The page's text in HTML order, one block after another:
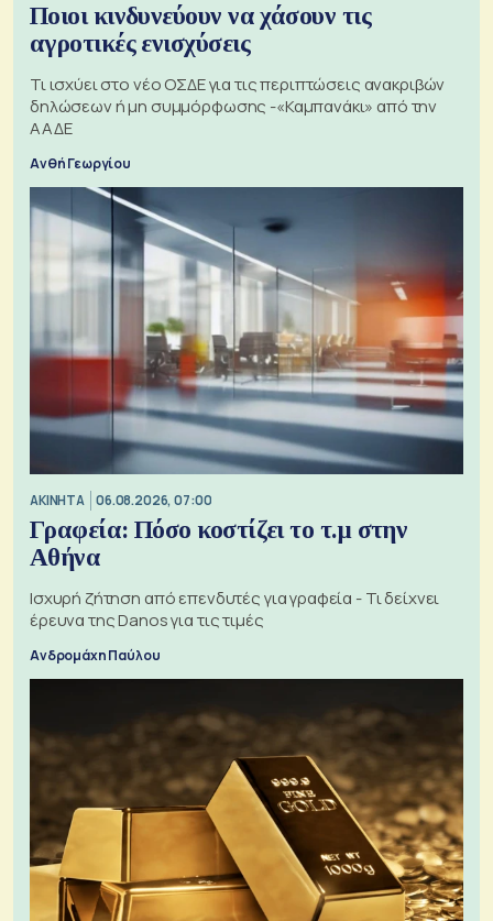
Ποιοι κινδυνεύουν να χάσουν τις
αγροτικές ενισχύσεις
Τι ισχύει στο νέο ΟΣΔΕ για τις περιπτώσεις ανακριβών
δηλώσεων ή μη συμμόρφωσης -«Καμπανάκι» από την
ΑΑΔΕ
Ανθή Γεωργίου
ΑΚΙΝΗΤΑ 06.08.2026, 07:00
Γραφεία: Πόσο κοστίζει το τ.μ στην
Αθήνα
Ισχυρή ζήτηση από επενδυτές για γραφεία - Τι δείχνει
έρευνα της Danos για τις τιμές
Ανδρομάχη Παύλου